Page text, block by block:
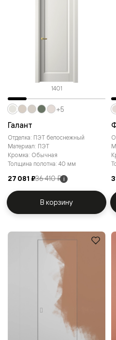
1401
Галант
Отделка: ПЭТ белоснежный
Материал: ПЭТ
Кромка: Обычная
Толщина полотна: 40 мм
27 081 ₽36 410 ₽ i
+5
В корзину